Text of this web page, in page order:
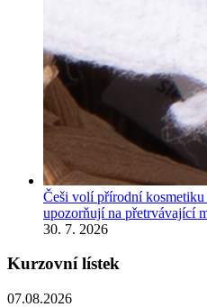
Češi volí přírodní
upozorňují na přetrvávající
30. 7. 2026
Kurzovní lístek
07.08.2026